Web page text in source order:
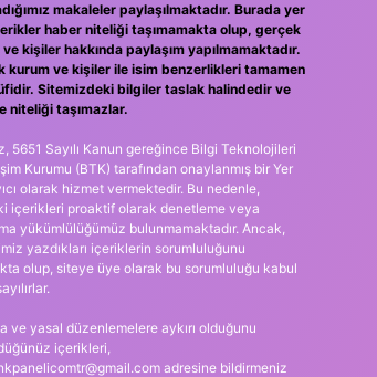
makaleler paylaşılmaktadır. Burada yer
haber niteliği taşımamakta olup, gerçek
kişiler hakkında paylaşım yapılmamaktadır.
kurum ve kişiler ile isim benzerlikleri tamamen
Sitemizdeki bilgiler taslak halindedir ve
niteliği taşımazlar.
5651 Sayılı Kanun gereğince Bilgi Teknolojileri
Kurumu (BTK) tarafından onaylanmış bir Yer
olarak hizmet vermektedir. Bu nedenle,
içerikleri proaktif olarak denetleme veya
yükümlülüğümüz bulunmamaktadır. Ancak,
yazdıkları içeriklerin sorumluluğunu
olup, siteye üye olarak bu sorumluluğu kabul
ve yasal düzenlemelere aykırı olduğunu
içerikleri,
adresine bildirmeniz